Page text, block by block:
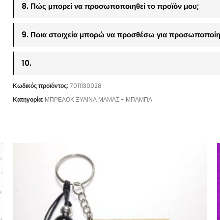
8. Πώς μπορεί να προσωποποιηθεί το προϊόν μου;
9. Ποια στοιχεία μπορώ να προσθέσω για
10.
Κωδικός προϊόντος:7011130028
Κατηγορία: ΜΠΡΕΛΟΚ ΞΥΛΙΝΑ ΜΑΜΑΣ - ΜΠΑΜΠΑ